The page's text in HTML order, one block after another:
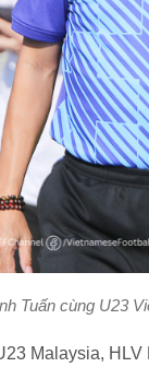
Tuấn cùng U23
Malaysia, HLV